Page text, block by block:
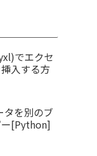
でエクセ
入する方
を別のブ
ー[Python]